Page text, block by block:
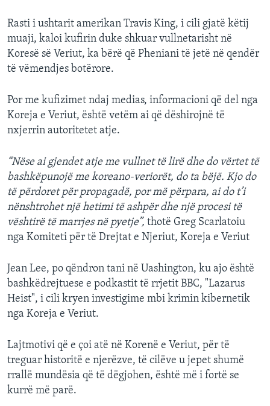
Rasti i ushtarit amerikan Travis King, i cili gjatë këtij
muaji, kaloi kufirin duke shkuar vullnetarisht në
Koresë së Veriut, ka bërë që Pheniani të jetë në qendër
të vëmendjes botërore.
Por me kufizimet ndaj medias, informacioni që del nga
Koreja e Veriut, është vetëm ai që dëshirojnë të
nxjerrin autoritetet atje.
“Nëse ai gjendet atje me vullnet të lirë dhe do vërtet të
bashkëpunojë me koreano-veriorët, do ta bëjë. Kjo do
të përdoret për propagadë, por më përpara, ai do t’i
nënshtrohet një hetimi të ashpër dhe një procesi të
vështirë të marrjes në pyetje”, thotë Greg Scarlatoiu
nga Komiteti për të Drejtat e Njeriut, Koreja e Veriut
Jean Lee, po qëndron tani në Uashington, ku ajo është
bashkëdrejtuese e podkastit të rrjetit BBC, "Lazarus
Heist", i cili kryen investigime mbi krimin kibernetik
nga Koreja e Veriut.
Lajtmotivi që e çoi atë në Korenë e Veriut, për të
treguar historitë e njerëzve, të cilëve u jepet shumë
rrallë mundësia që të dëgjohen, është më i fortë se
kurrë më parë.